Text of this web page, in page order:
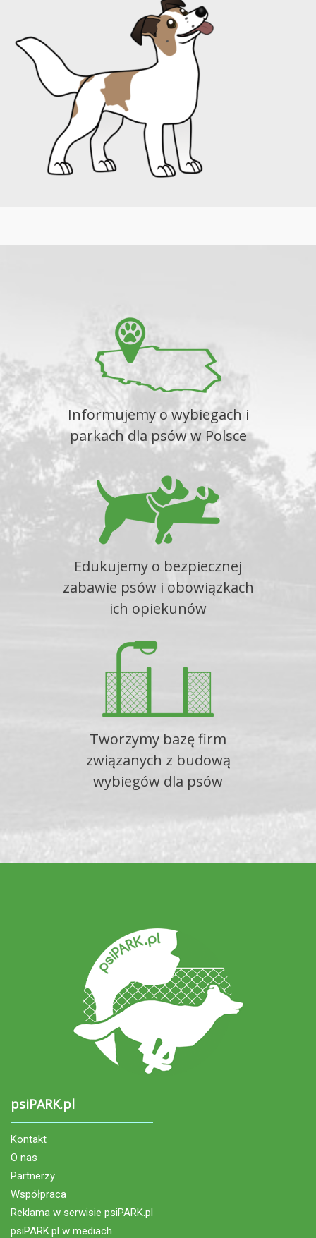
Informujemy o wybiegach i
parkach dla psów w Polsce
Edukujemy o bezpiecznej
zabawie psów i obowiązkach
ich opiekunów
Tworzymy bazę firm
związanych z budową
wybiegów dla psów
psiPARK.pl
Kontakt
O nas
Partnerzy
Współpraca
Reklama w serwisie psiPARK.pl
psiPARK.pl w mediach